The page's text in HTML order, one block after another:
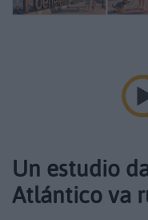
Un estudio
Atlántico va